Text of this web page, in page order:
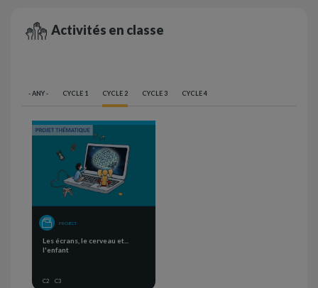
Activités en classe
- ANY - CYCLE 1 CYCLE 2 CYCLE 3 CYCLE 4
PROJECT
Les écrans, le cerveau et...
l'enfant
C2 C3